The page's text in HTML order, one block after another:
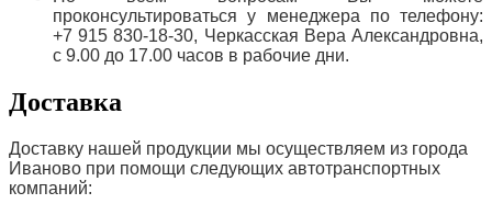
проконсультироваться у менеджера по телефону:
+7 915 830-18-30, Черкасская Вера Александровна,
с 9.00 до 17.00 часов в рабочие дни.
Доставка
Доставку нашей продукции мы осуществляем из города
Иваново при помощи следующих автотранспортных
компаний: